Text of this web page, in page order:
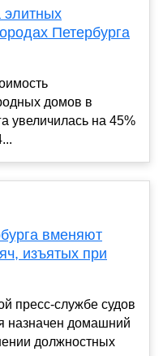
элитных
Петербурга
домов в
увеличилась на 45%
вменяют
изъятых при
пресс-службе судов
назначен домашний
должностных